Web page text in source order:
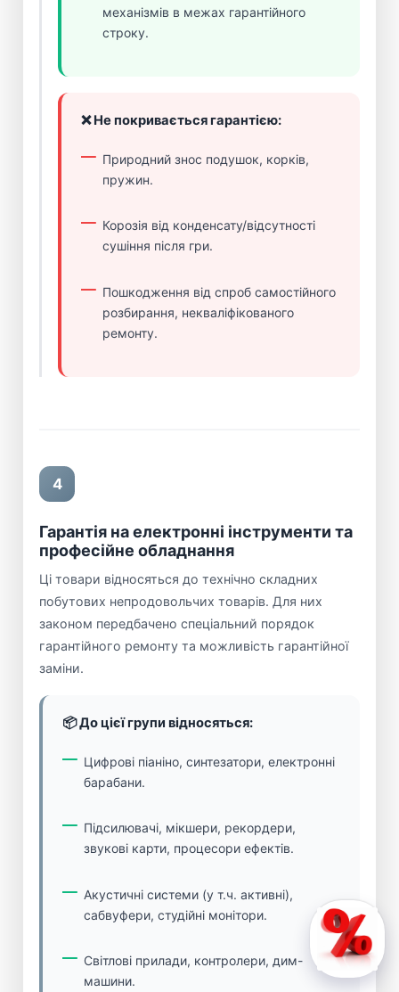
механізмів в межах гарантійного
строку.
❌ Не покривається гарантією:
Природний знос подушок, корків,
пружин.
Корозія від конденсату/відсутності
сушіння після гри.
Пошкодження від спроб самостійного
розбирання, некваліфікованого
ремонту.
4
Гарантія на електронні інструменти та
професійне обладнання
Ці товари відносяться до технічно складних
побутових непродовольчих товарів. Для них
законом передбачено спеціальний порядок
гарантійного ремонту та можливість гарантійної
заміни.
📦 До цієї групи відносяться:
Цифрові піаніно, синтезатори, електронні
барабани.
Підсилювачі, мікшери, рекордери,
звукові карти, процесори ефектів.
Акустичні системи (у т.ч. активні),
сабвуфери, студійні монітори.
Світлові прилади, контролери, дим-
машини.